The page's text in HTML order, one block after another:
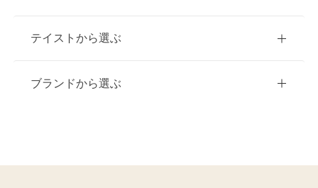
ご購入
10万円台以下
20万円～26万円未満
テイストから選ぶ
クラシック
クール
ブランドから選ぶ
イエベ秋におすすめ